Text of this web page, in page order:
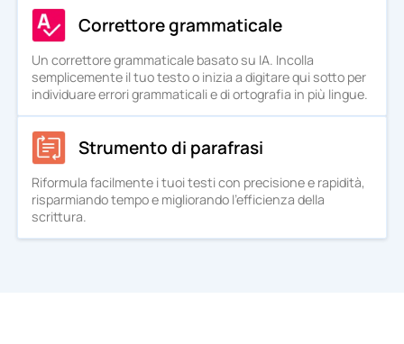
Correttore grammaticale
Un correttore grammaticale basato su IA. Incolla
semplicemente il tuo testo o inizia a digitare qui sotto per
individuare errori grammaticali e di ortografia in più lingue.
Strumento di parafrasi
Riformula facilmente i tuoi testi con precisione e rapidità,
risparmiando tempo e migliorando l'efficienza della
scrittura.